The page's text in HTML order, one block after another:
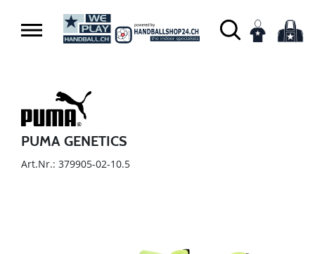
PUMA GENETICS
Art.Nr.: 379905-02-10.5